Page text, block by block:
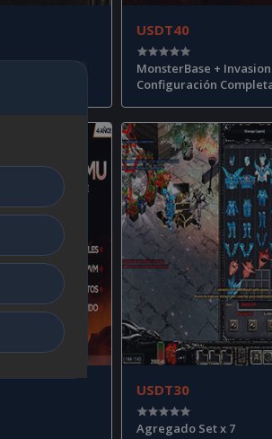
USDT40
MonsterBase +
Configuración
USDT30
Agregado Set x 7